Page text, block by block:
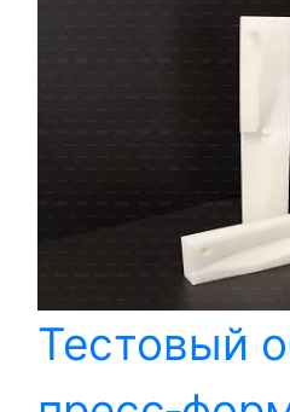
Тестовый